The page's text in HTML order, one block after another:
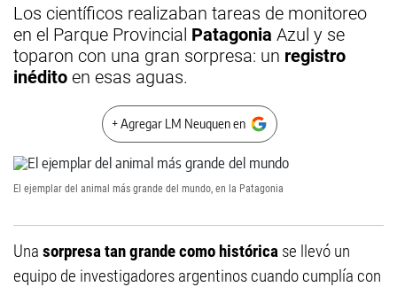
Los científicos realizaban tareas de monitoreo
en el Parque Provincial Patagonia Azul y se
toparon con una gran sorpresa: un registro
inédito en esas aguas.
+ Agregar LM Neuquen en
El ejemplar del animal más grande del mundo, en la Patagonia
Una sorpresa tan grande como histórica se llevó un
equipo de investigadores argentinos cuando cumplía con